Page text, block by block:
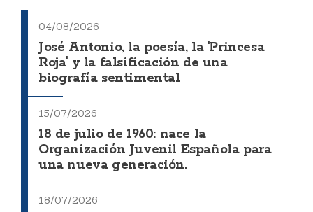
04/08/2026
José Antonio, la poesía, la 'Princesa
Roja' y la falsificación de una
biografía sentimental
15/07/2026
18 de julio de 1960: nace la
Organización Juvenil Española para
una nueva generación.
18/07/2026